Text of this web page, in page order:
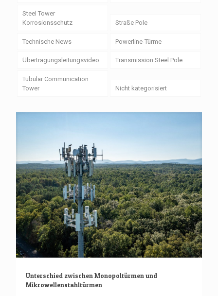
Steel Tower
Korrosionsschutz
Straße Pole
Technische News Powerline-Türme
Übertragungsleitungsvideo Transmission Steel Pole
Tubular Communication
Tower
Nicht kategorisiert
Unterschied zwischen Monopoltürmen und
Mikrowellenstahltürmen